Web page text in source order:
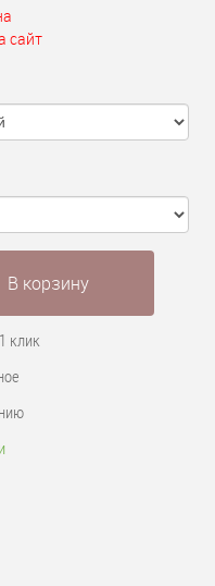
сайт
В корзину
клик